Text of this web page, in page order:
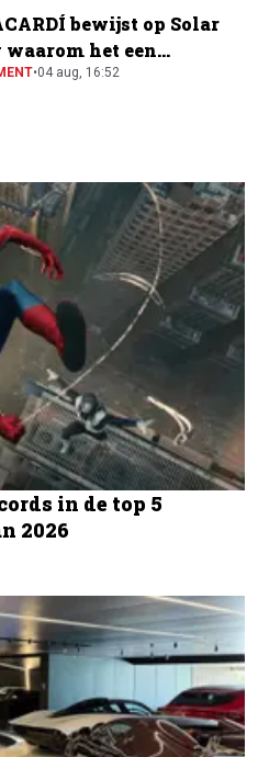
bewijst op Solar
het een
is
•04 aug, 16:52
in de top 5
2026